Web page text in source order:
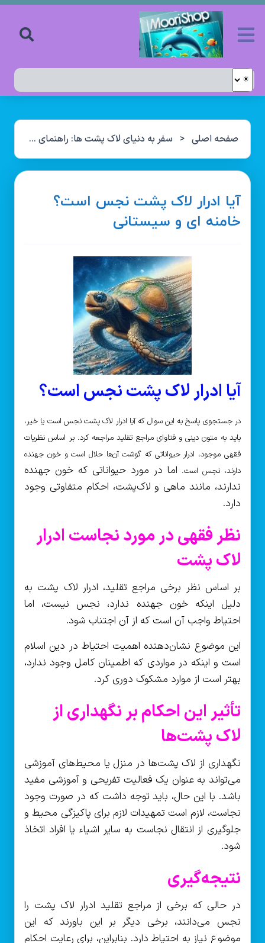
صفحه اصلی < سفر به دنیای لاک پشت ها: راهنمای جامع آشنایی با این موجودات شگفت‌انگیز
آیا ادرار لاک پشت نجس است؟
خامنه ای و سیستانی
آیا ادرار لاک پشت نجس است؟
در جستجوی پاسخ به این سوال که آیا ادرار لاک پشت نجس است یا خیر،
باید به متون دینی و فتاوای مراجع تقلید مراجعه کرد. بر اساس نظریات
فقهی موجود، ادرار حیواناتی که گوشت آن‌ها حلال است و خون جهنده
دارند، نجس است. اما در مورد حیواناتی که خون جهنده
ندارند، مانند ماهی و لاک‌پشت، احکام متفاوتی وجود
دارد.
نظر فقهی در مورد نجاست ادرار
لاک پشت
بر اساس نظر برخی مراجع تقلید، ادرار لاک پشت به
دلیل اینکه خون جهنده ندارد، نجس نیست، اما
احتیاط واجب آن است که از آن اجتناب شود.
این موضوع نشان‌دهنده اهمیت احتیاط در دین اسلام
است و اینکه در مواردی که اطمینان کامل وجود ندارد،
بهتر است از موارد مشکوک دوری کرد.
تأثیر این احکام بر نگهداری از
لاک پشت‌ها
نگهداری از لاک پشت‌ها در منزل یا محیط‌های آموزشی
می‌تواند به عنوان یک فعالیت تفریحی و آموزشی مفید
باشد. با این حال، باید توجه داشت که در صورت وجود
نجاست، لازم است تمهیدات لازم برای پاکیزگی محیط و
جلوگیری از انتقال نجاست به سایر اشیاء یا افراد اتخاذ
شود.
نتیجه‌گیری
در حالی که برخی از مراجع تقلید ادرار لاک پشت را
نجس می‌دانند، برخی دیگر بر این باورند که این
موضوع نیاز به احتیاط دارد. بنابراین، برای رعایت احکام